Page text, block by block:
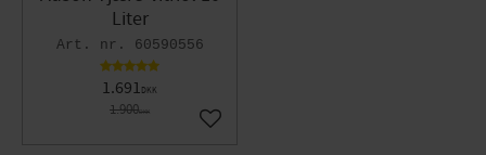
Liter
60590556
1.691DKK
1.900DKK
Gem som favorit